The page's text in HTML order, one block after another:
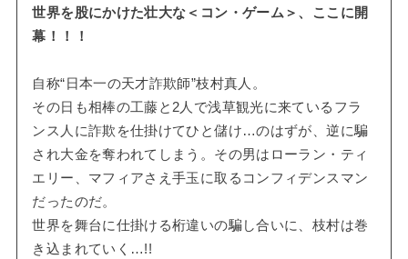
世界を股にかけた壮大な＜コン・ゲーム＞、ここに開
幕！！！
自称“日本一の天才詐欺師”枝村真人。
その日も相棒の工藤と2人で浅草観光に来ているフラ
ンス人に詐欺を仕掛けてひと儲け…のはずが、逆に騙
され大金を奪われてしまう。その男はローラン・ティ
エリー、マフィアさえ手玉に取るコンフィデンスマン
だったのだ。
世界を舞台に仕掛ける桁違いの騙し合いに、枝村は巻
き込まれていく…!!